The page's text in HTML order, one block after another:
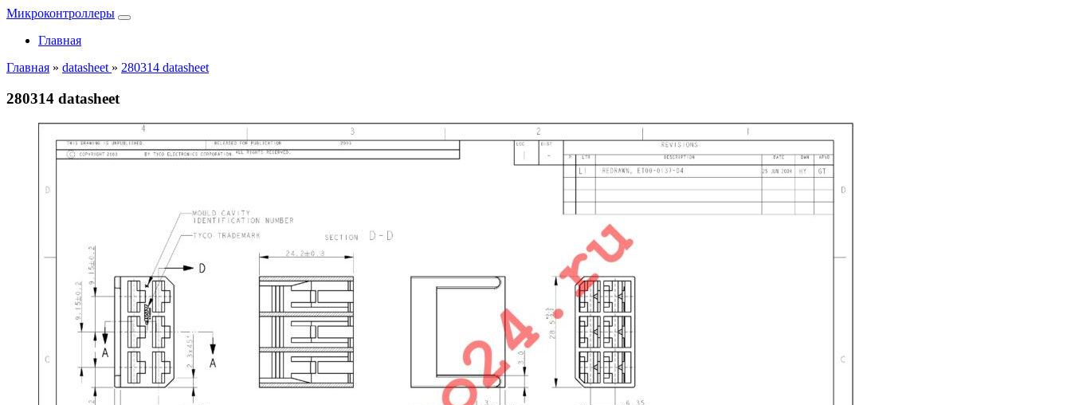
Микроконтроллеры
Главная
Главная » datasheet » 280314 datasheet
280314 datasheet